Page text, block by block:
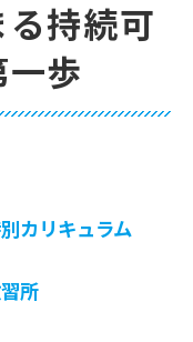
持続可
歩
カリキュラム
所